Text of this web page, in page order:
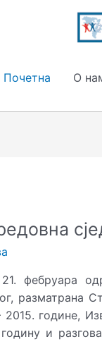
Почетна О
фебруара
разматрана
2015. године,
и